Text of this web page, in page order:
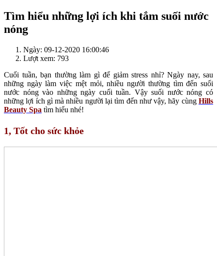
Tìm hiểu những lợi ích khi tắm suối nước
nóng
Ngày: 09-12-2020 16:00:46
Lượt xem: 793
Cuối tuần, bạn thường làm gì để giảm stress nhỉ? Ngày nay, sau
những ngày làm việc mệt mỏi, nhiều người thường tìm đến suối
nước nóng vào những ngày cuối tuần. Vậy suối nước nóng có
những lợi ích gì mà nhiều người lại tìm đến như vậy, hãy cùng Hills
Beauty Spa tìm hiểu nhé!
1, Tốt cho sức khỏe